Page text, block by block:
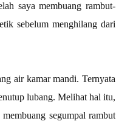
saya membuang rambut-
sebelum menghilang dari
air kamar mandi. Ternyata
lubang. Melihat hal itu,
segumpal rambut